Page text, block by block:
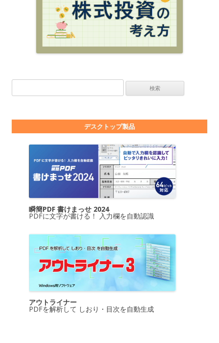
デスクトップ製品
瞬簡PDF 書けまっせ 2024
PDFに文字が書ける！ 入力欄を自動認識
アウトライナー
PDFを解析して しおり・目次を自動生成